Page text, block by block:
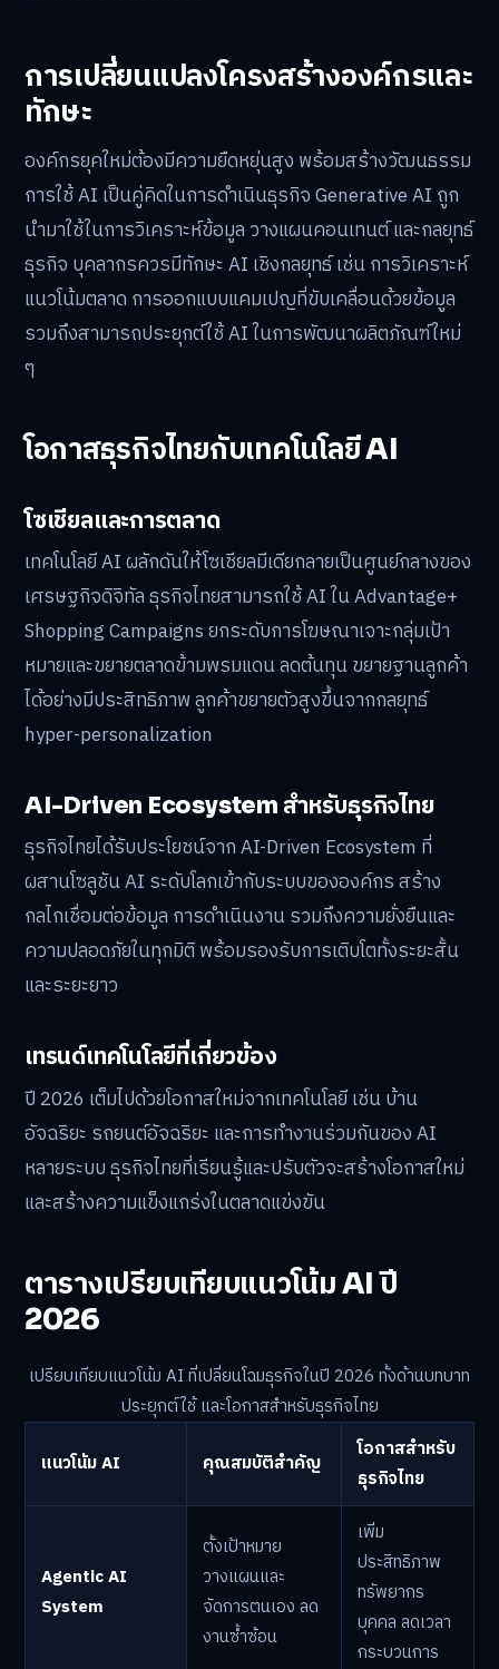
การเปลี่ยนแปลงโครงสร้างองค์กรและ
ทักษะ
องค์กรยุคใหม่ต้องมีความยืดหยุ่นสูง พร้อมสร้างวัฒนธรรม
การใช้ AI เป็นคู่คิดในการดำเนินธุรกิจ Generative AI ถูก
นำมาใช้ในการวิเคราะห์ข้อมูล วางแผนคอนเทนต์ และกลยุทธ์
ธุรกิจ บุคลากรควรมีทักษะ AI เชิงกลยุทธ์ เช่น การวิเคราะห์
แนวโน้มตลาด การออกแบบแคมเปญที่ขับเคลื่อนด้วยข้อมูล
รวมถึงสามารถประยุกต์ใช้ AI ในการพัฒนาผลิตภัณฑ์ใหม่
ๆ
โอกาสธุรกิจไทยกับเทคโนโลยี AI
โซเชียลและการตลาด
เทคโนโลยี AI ผลักดันให้โซเชียลมีเดียกลายเป็นศูนย์กลางของ
เศรษฐกิจดิจิทัล ธุรกิจไทยสามารถใช้ AI ใน Advantage+
Shopping Campaigns ยกระดับการโฆษณาเจาะกลุ่มเป้า
หมายและขยายตลาดข้ามพรมแดน ลดต้นทุน ขยายฐานลูกค้า
ได้อย่างมีประสิทธิภาพ ลูกค้าขยายตัวสูงขึ้นจากกลยุทธ์
hyper-personalization
AI-Driven Ecosystem สำหรับธุรกิจไทย
ธุรกิจไทยได้รับประโยชน์จาก AI-Driven Ecosystem ที่
ผสานโซลูชัน AI ระดับโลกเข้ากับระบบขององค์กร สร้าง
กลไกเชื่อมต่อข้อมูล การดำเนินงาน รวมถึงความยั่งยืนและ
ความปลอดภัยในทุกมิติ พร้อมรองรับการเติบโตทั้งระยะสั้น
และระยะยาว
เทรนด์เทคโนโลยีที่เกี่ยวข้อง
ปี 2026 เต็มไปด้วยโอกาสใหม่จากเทคโนโลยี เช่น บ้าน
อัจฉริยะ รถยนต์อัจฉริยะ และการทำงานร่วมกันของ AI
หลายระบบ ธุรกิจไทยที่เรียนรู้และปรับตัวจะสร้างโอกาสใหม่
และสร้างความแข็งแกร่งในตลาดแข่งขัน
ตารางเปรียบเทียบแนวโน้ม AI ปี
2026
เปรียบเทียบแนวโน้ม AI ที่เปลี่ยนโฉมธุรกิจในปี 2026 ทั้งด้านบทบาท
ประยุกต์ใช้ และโอกาสสำหรับธุรกิจไทย
แนวโน้ม AI คุณสมบัติสำคัญ
โอกาสสำหรับ
ธุรกิจไทย
Agentic AI
System
ตั้งเป้าหมาย
วางแผนและ
จัดการตนเอง ลด
งานซ้ำซ้อน
เพิ่ม
ประสิทธิภาพ
ทรัพยากร
บุคคล ลดเวลา
กระบวนการ